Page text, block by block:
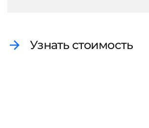
Узнать стоимость